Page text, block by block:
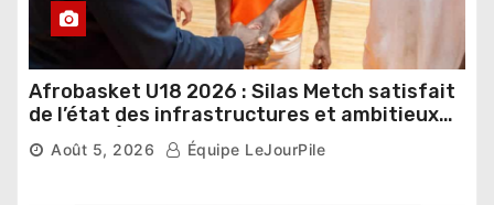
Afrobasket U18 2026 : Silas Metch satisfait
de l’état des infrastructures et ambitieux
pour les Éléphants
Août 5, 2026 Équipe LeJourPile